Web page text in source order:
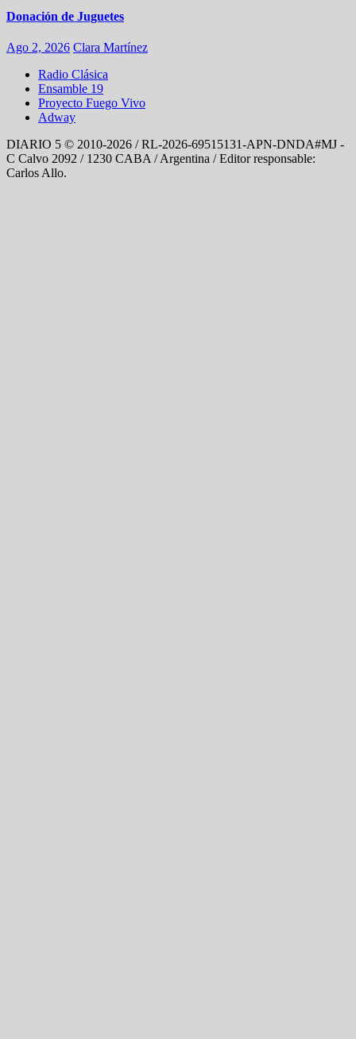
Donación de Juguetes
Ago 2, 2026 Clara Martínez
Radio Clásica
Ensamble 19
Proyecto Fuego Vivo
Adway
DIARIO 5 © 2010-2026 / RL-2026-69515131-APN-DNDA#MJ -
C Calvo 2092 / 1230 CABA / Argentina / Editor responsable:
Carlos Allo.